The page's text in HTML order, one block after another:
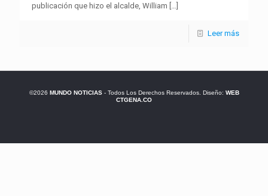
publicación que hizo el alcalde, William […]
Leer más
©2026 MUNDO NOTICIAS- Todos Los Derechos Reservados. Diseño: WEB
CTGENA.CO